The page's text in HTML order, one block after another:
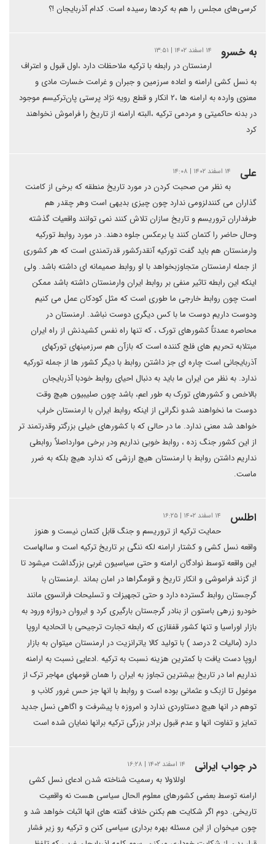
کرسی‌های مجلس را هم به کردها رسیده است. کدام آذربایجان !؟
به خسرو ۱۴ اسفند ۱۴۰۲ | ۱۳:۵۱
ارمنستان در رابطه با ترکیه ملاحظات دارد ،اول قبول و اعتراف
به نسل کشی ارامنه و اعاده سرزمین و جبران و غرامت خسارت مادی و
معنوی وارده به ارامنه ها ،۲ انکار و قطع رویه نژاد پرستی پان‌ترکیسم موجود
در بدنه حاکمیتی و مردمی ترکیه ،البته ارامنه از تاریخ را فراموش نخواهند
کرد
علی ۱۴ اسفند ۱۴۰۲ | ۱۴:۰۸
به نظر من صحبت کردن در مورد تاریخ منطقه که برخی از کامنت
گذاران می کنندلزومی ندارد چون چیزی بدیهی است وهر چقدر هم
طرفداران تروریسم و تاریخ سازان تلاش کنند نمی توانند واقعیات گذشته
وحال حاضر را کتمان کنند یا برعکس جلوه دهند. در مورد روابط تورکیه
وارمنستان هم باید گفت تورکیه آنقدرکشور قدرتمندی است که هر کشوری
از جمله ارمنستان متجاوزبخواهد با او روابط صمیمانه ای داشته باشد. ولی
اینکه این رابطه تاثیر منفی بر روابط ایران وارمنستان داشته باشد ممکن
است چون روابط خارجی ما طوری است که مثل کودکان عمل می کنیم
ودوست داریم دوست ما با کس دیگری دوست نباشد. ارمنستان در
محاصره عمدتاٌ کشورهای تورک ، که تنها راه نفس کشیدنش از راه ایران
مبتلابه تحریم های فلج کننده است که بازآن هم سرزمینهای تورکهای
آذربایجانی است چاره ای جز داشتن روابط با دیگر کشور ها از جمله تورکیه
ندارد. به نظر من ایران ما باید به دنبال احیای روابط خودبا آذربایجان
بالاخص و کشورهای تورک به طور اعم، باشد چون صلیبیون هیچ وقت
دوست ما نخواهند شدو نگرانی از اینکه روابط ایران با ارمنستان خراب
خواهد شد معنی ندارد. ما در حالی که با کشورهای خیلی بزرگتر وقدرتمند تر
از این کشور جنگ زده ، روابط خوبی نداریم ودر برخی موارداصلاٌ روابطی
نداریم داشتن روابط با ارمنستان هیچ ارزشی که ندارد هیچ بلکه به ضرر
ماست.
اطلس ۱۴ اسفند ۱۴۰۲ | ۱۶:۲۵
حمایت ترکیه از تروریسم و جنگ قابل کتمان نیست و هنوز
واقعه نسل کشی و کشتار ارامنه لکه ننگی بر تاریخ ترکیه است و سالهاست
این واقعه توسط نوادگان ارامنه و حتی سیاسیون غربی بزرگداشت میشود تا
از گزند فراموشی و انکار تاریخ و قومگراها در امان بماند .ارمنستان با
گرجستان روابط گسترده دارد و حتی تجهیزات و تسلیحات فرانسوی مانند
خودرو زرهی باستون از بنادر گرجستان بارگیری کرد و ایروان دروازه ورود به
بازار اوراسیا و تنها کشور قفقازی که رابطه تجارت ترجیحی با اتحادیه اروپا
دارد (مالیات 2 درصد ) با تولید کالا یاترانزیت در ارمنستان میتوان به بازار
اروپا دست یافت با کمترین هزینه نسبت به ترکیه .ادعایی نسبت به ارامنه
نداریم اما در تاریخ بیشترین تجاوز به ایران را همان قومهای مهاجر ترک از
موغول تا ازبک و عثمانی بوده است و روابط با انها جز حس غرور کاذب و
توهم در انها هیچ دستاوردی ندارد و امروزه با پیشرفت و اگاهی نسل جدید
تمایز و تفاوت انها و عدم قبول برادر بزرگی ترکیه برانها نمایان شده است
در جواب ایرانی ۱۴ اسفند ۱۴۰۲ | ۱۶:۲۸
اوللاولا به رسمیت شناخته شدن ادعای نسل کشی
ارامنه توسط بعضی کشورهای معلوم الحال سیاسی هست نه واقعیت
تاریخی. دوم اگر شکایت هم بکنن خلاف گفته های انها اثبات خواهد شد و
چون میخوان از این مسئله بهره برداری سیاسی کنن و ترکیه رو زیر فشار